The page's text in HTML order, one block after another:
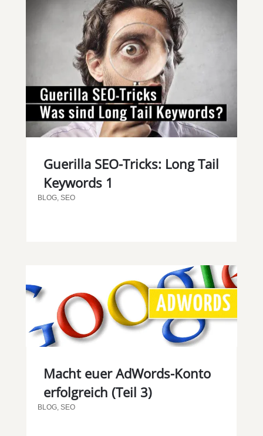
Guerilla SEO-Tricks: Long Tail
Keywords 1
BLOG, SEO
Macht euer AdWords-Konto
erfolgreich (Teil 3)
BLOG, SEO